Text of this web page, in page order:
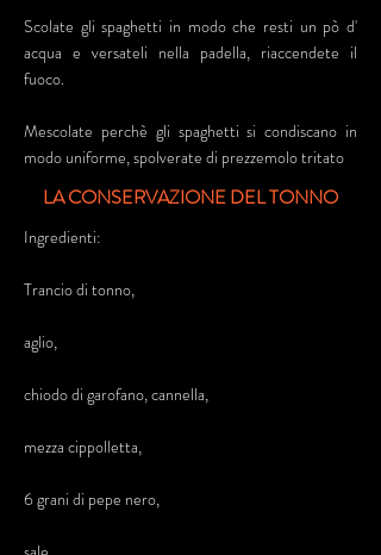
Scolate gli spaghetti in modo che resti un pò d'
acqua e versateli nella padella, riaccendete il
fuoco.
Mescolate perchè gli spaghetti si condiscano in
modo uniforme, spolverate di prezzemolo tritato
LA CONSERVAZIONE DEL TONNO
Ingredienti:
Trancio di tonno,
aglio,
chiodo di garofano, cannella,
mezza cippolletta,
6 grani di pepe nero,